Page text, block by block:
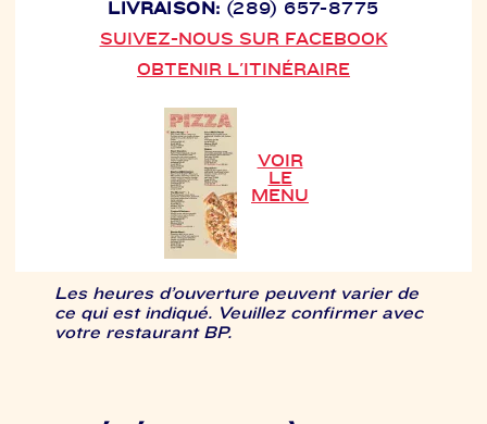
SUIVEZ-NOUS SUR FACEBOOK
OBTENIR L'ITINÉRAIRE
VOIR
LE
MENU
LIVRAISON: (289) 657-8775
Les heures d’ouverture peuvent varier de
ce qui est indiqué. Veuillez confirmer avec
votre restaurant BP.